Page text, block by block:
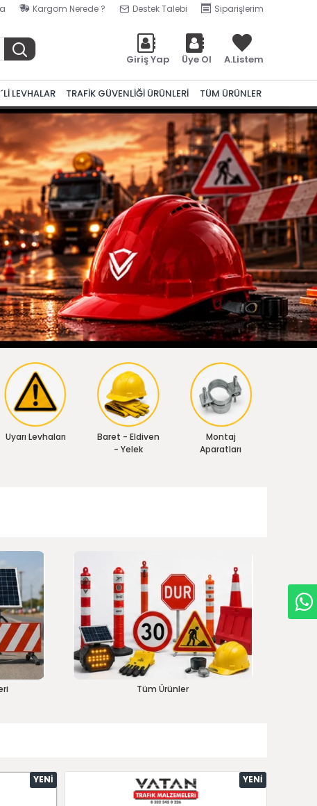
Kargom Nerede ? Destek Talebi Siparişlerim
Giriş Yap Üye Ol A.Listem
LEVHALAR TRAFİK GÜVENLİĞİ ÜRÜNLERİ TÜM ÜRÜNLER
Uyarı Levhaları
Baret - Eldiven
- Yelek
Montaj
Aparatları
Tüm Ürünler
YENI YENI